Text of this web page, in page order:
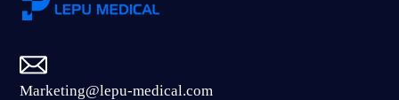
Marketing@lepu-medical.com